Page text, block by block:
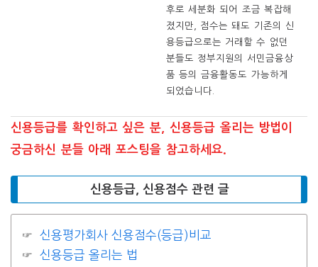
후로 세분화 되어 조금 복잡해
졌지만, 점수는 돼도 기존의 신
용등급으로는 거래할 수 없던
분들도 정부지원의 서민금융상
품 등의 금융활동도 가능하게
되었습니다.
신용등급를 확인하고 싶은 분, 신용등급 올리는 방법이
궁금하신 분들 아래 포스팅을 참고하세요.
신용등급, 신용점수 관련 글
신용평가회사 신용점수(등급)비교
신용등급 올리는 법